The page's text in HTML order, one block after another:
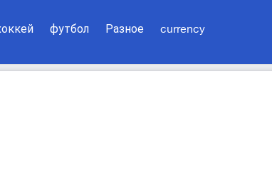
футбол Разное currency